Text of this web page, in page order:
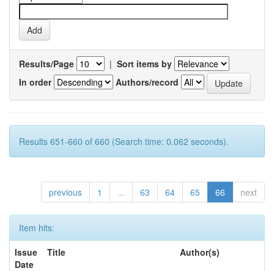
Results/Page | Sort items by
In order
Authors/record
Results 651-660 of 660 (Search time: 0.062 seconds).
previous 1 ... 63 64 65 66 next
Item hits:
Issue
Date
Title Author(s)